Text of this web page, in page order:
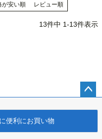
が安い順 レビュー順
13件中 1-13件表示
へ
便利にお買い物